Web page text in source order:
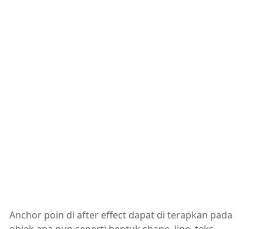
Anchor poin di after effect dapat di terapkan pada